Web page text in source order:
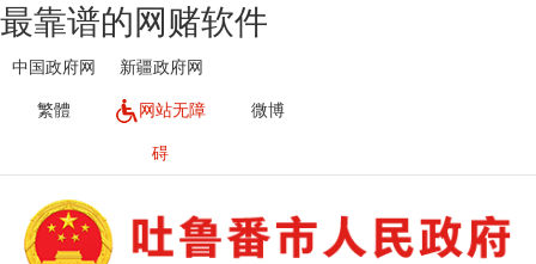
最靠谱的网赌软件
中国政府网 新疆政府网
繁體 网站无障
碍
微博